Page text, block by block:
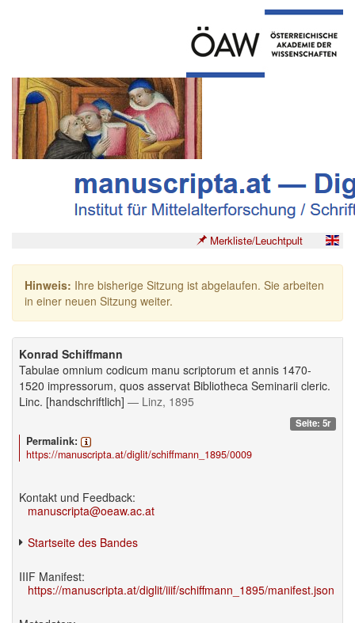
Merkliste/Leuchtpult
Hinweis: Ihre bisherige Sitzung ist abgelaufen. Sie arbeiten
in einer neuen Sitzung weiter.
Konrad Schiffmann
Tabulae omnium codicum manu scriptorum et annis 1470-
1520 impressorum, quos asservat Bibliotheca Seminarii cleric.
Linc. [handschriftlich] — Linz, 1895
Seite: 5r
Permalink:
https://manuscripta.at/diglit/schiffmann_1895/0009
Kontakt und Feedback:
manuscripta@oeaw.ac.at
Startseite des Bandes
IIIF Manifest:
https://manuscripta.at/diglit/iiif/schiffmann_1895/manifest.json